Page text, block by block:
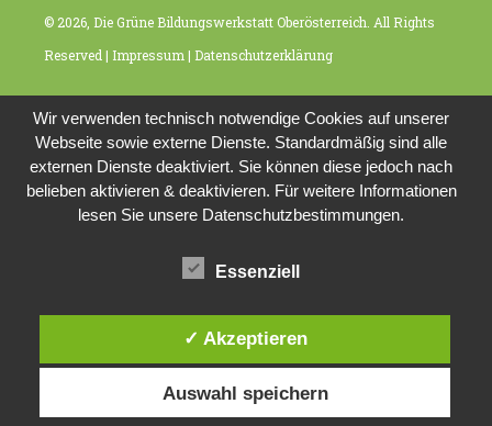
© 2026, Die Grüne Bildungswerkstatt Oberösterreich. All Rights
Reserved | Impressum | Datenschutzerklärung
Wir verwenden technisch notwendige Cookies auf unserer
Webseite sowie externe Dienste. Standardmäßig sind alle
externen Dienste deaktiviert. Sie können diese jedoch nach
belieben aktivieren & deaktivieren. Für weitere Informationen
lesen Sie unsere Datenschutzbestimmungen.
Essenziell
✓ Akzeptieren
Auswahl speichern